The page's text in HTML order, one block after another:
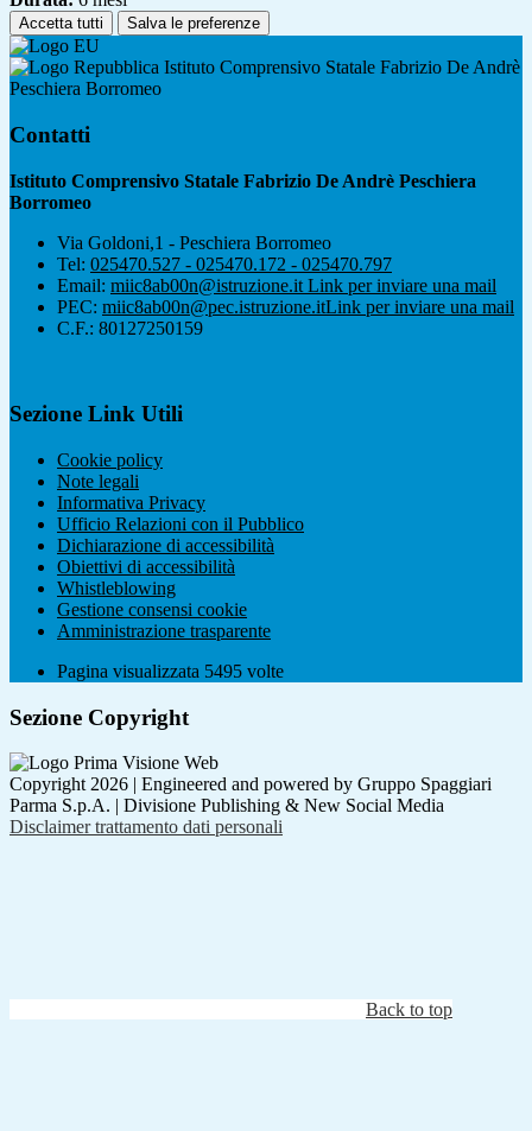
Accetta tutti Salva le preferenze
Istituto Comprensivo Statale Fabrizio De Andrè
Peschiera Borromeo
Contatti
Istituto Comprensivo Statale Fabrizio De Andrè Peschiera
Borromeo
Via Goldoni,1 - Peschiera Borromeo
Tel: 025470.527 - 025470.172 - 025470.797
Email: miic8ab00n@istruzione.it Link per inviare una mail
PEC: miic8ab00n@pec.istruzione.itLink per inviare una mail
C.F.: 80127250159
Sezione Link Utili
Cookie policy
Note legali
Informativa Privacy
Ufficio Relazioni con il Pubblico
Dichiarazione di accessibilità
Obiettivi di accessibilità
Whistleblowing
Gestione consensi cookie
Amministrazione trasparente
Pagina visualizzata 5495 volte
Sezione Copyright
Copyright 2026 | Engineered and powered by Gruppo Spaggiari
Parma S.p.A. | Divisione Publishing & New Social Media
Disclaimer trattamento dati personali
Back to top